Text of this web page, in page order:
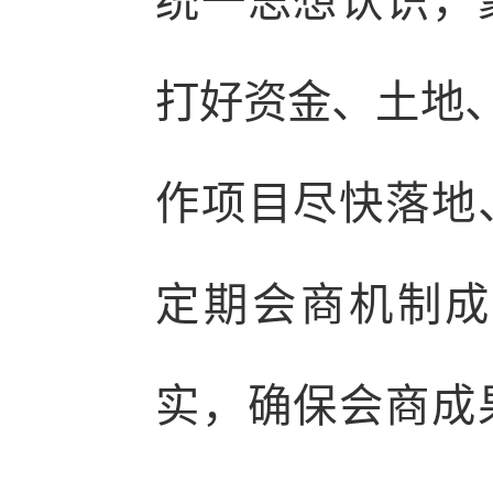
打好资金、土地
作项目尽快落
定期会商机制
实，确保会商